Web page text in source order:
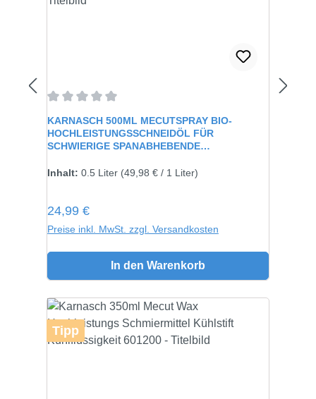
KARNASCH 500ML MECUTSPRAY BIO-
HOCHLEISTUNGSSCHNEIDÖL FÜR
SCHWIERIGE SPANABHEBENDE
Inhalt: 0.5 Liter (49,98 € / 1 Liter)
Regulärer Preis:
24,99 €
Preise inkl. MwSt. zzgl. Versandkosten
In den Warenkorb
Tipp